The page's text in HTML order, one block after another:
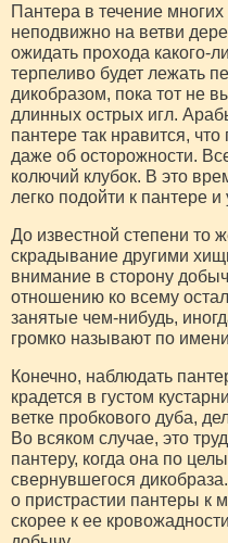
Пантера в течение
неподвижно на ветви
ожидать прохода какого-
терпеливо будет лежать
дикобразом, пока тот не
длинных острых игл.
пантере так нравится,
даже об осторожности.
колючий клубок. В это
легко подойти к пантере и
До известной степени то
скрадывание другими
внимание в сторону
отношению ко всему
занятые чем-нибудь,
громко называют по
Конечно, наблюдать
крадется в густом
ветке пробкового дуба,
Во всяком случае, это
пантеру, когда она по
свернувшегося
о пристрастии пантеры к
скорее к ее